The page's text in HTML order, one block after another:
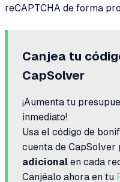
reCAPTCHA de forma
Canjea tu
CapSolver
¡Aumenta tu
inmediato!
Usa el código de
cuenta de CapSolver
adicional en cada
Canjéalo ahora en tu